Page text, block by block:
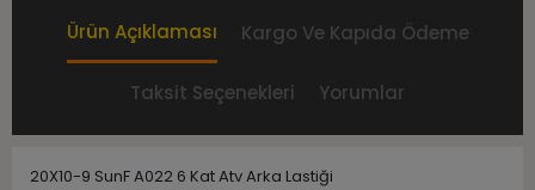
Ürün Açıklaması Kargo Ve Kapıda Ödeme
Taksit Seçenekleri Yorumlar
20X10-9 SunF A022 6 Kat Atv Arka Lastiği